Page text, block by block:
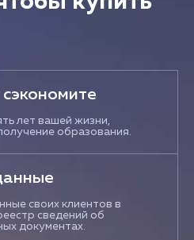
лет вашей жизни,
образования.
своих клиентов в
сведений об
документах.